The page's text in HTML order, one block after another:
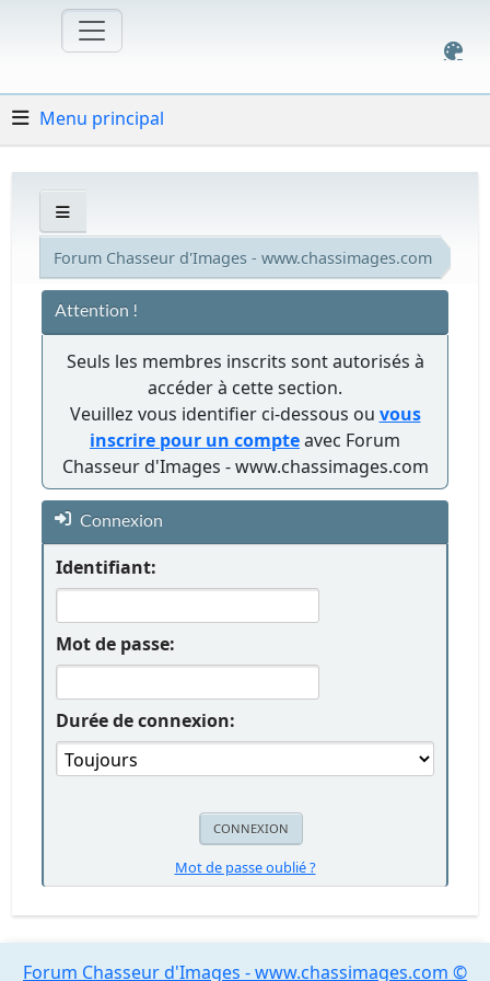
Menu principal
Forum Chasseur d'Images - www.chassimages.com
Attention !
Seuls les membres inscrits sont autorisés à
accéder à cette section.
Veuillez vous identifier ci-dessous ou vous
inscrire pour un compteavec Forum
Chasseur d'Images - www.chassimages.com
Connexion
Identifiant:
Mot de passe:
Durée de connexion:
Mot de passe oublié ?
Forum Chasseur d'Images - www.chassimages.com ©